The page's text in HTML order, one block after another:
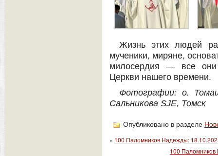
Жизнь этих людей
мученики, миряне,
милосердия — все
Церкви нашего времени.
Фотографии: о.
Сальникова SJE, Томск
Опубликовано в разделе
« 100 Паломников Надежды:
100